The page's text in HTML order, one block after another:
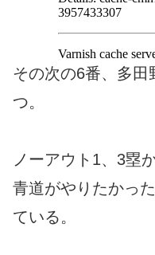
その次の6番、多
つ。
ノーアウト1、3塁
青道がやりたかっ
ている。